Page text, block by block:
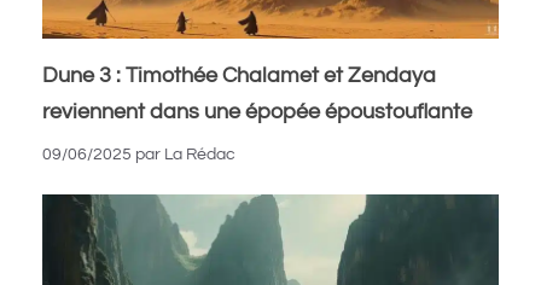
Dune 3 : Timothée Chalamet et Zendaya
reviennent dans une épopée époustouflante
09/06/2025 par La Rédac